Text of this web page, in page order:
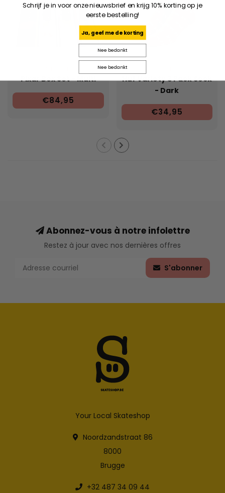
Pixar Box Set - Multi
€84,95
Huf Variety 3 Pack Sock
- Dark
Brown/Brown/Oatmeal
€34,95
Abonnez-vous à notre infolettre
Restez à jour avec nos dernières offres
S'abonner
Your Local Skateshop
Noordzandstraat 86
8000
Brugge
+32 487 34 09 44
Schrijf je in voor onze nieuwsbrief en krijg 10% korting op je
eerste bestelling!
Ja, geef me de korting
Nee bedankt
Nee bedankt